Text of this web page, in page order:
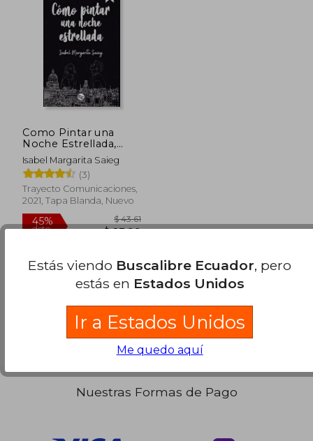
45%
dcto.
Como Pintar una
Noche Estrellada,
segunda edición.
Desde el 25 de mayo.
Isabel Margarita Saieg
(3)
Trayecto Comunicaciones,
2021, Tapa Blanda, Nuevo
$ 43.61
$ 23.99
Nuestras Formas de Pago
Estás viendo Buscalibre Ecuador, pero
estás en Estados Unidos
Ir a Estados Unidos
Me quedo aquí